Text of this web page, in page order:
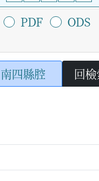
PDF ODS
南四縣腔 回